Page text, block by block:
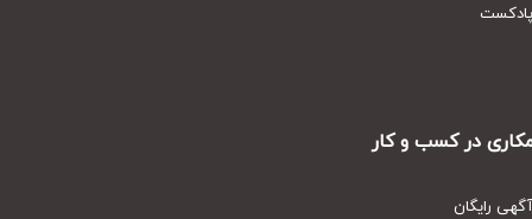
در کسب و کار
رایگان